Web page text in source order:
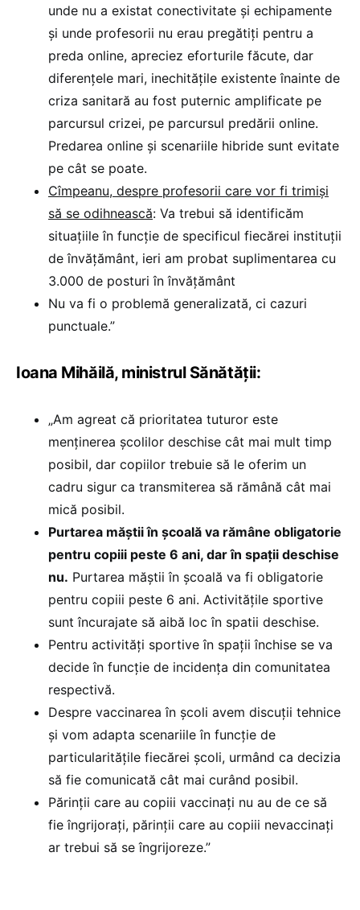
unde nu a existat conectivitate și echipamente
și unde profesorii nu erau pregătiți pentru a
preda online, apreciez eforturile făcute, dar
diferențele mari, inechitățile existente înainte de
criza sanitară au fost puternic amplificate pe
parcursul crizei, pe parcursul predării online.
Predarea online și scenariile hibride sunt evitate
pe cât se poate.
Cîmpeanu, despre profesorii care vor fi trimiși
să se odihnească: Va trebui să identificăm
situațiile în funcție de specificul fiecărei instituții
de învățământ, ieri am probat suplimentarea cu
3.000 de posturi în învățământ
Nu va fi o problemă generalizată, ci cazuri
punctuale.”
Ioana Mihăilă, ministrul Sănătății:
„Am agreat că prioritatea tuturor este
menținerea școlilor deschise cât mai mult timp
posibil, dar copiilor trebuie să le oferim un
cadru sigur ca transmiterea să rămână cât mai
mică posibil.
Purtarea măștii în școală va rămâne obligatorie
pentru copiii peste 6 ani, dar în spații deschise
nu. Purtarea măștii în școală va fi obligatorie
pentru copiii peste 6 ani. Activitățile sportive
sunt încurajate să aibă loc în spatii deschise.
Pentru activități sportive în spații închise se va
decide în funcție de incidența din comunitatea
respectivă.
Despre vaccinarea în școli avem discuții tehnice
și vom adapta scenariile în funcție de
particularitățile fiecărei școli, urmând ca decizia
să fie comunicată cât mai curând posibil.
Părinții care au copiii vaccinați nu au de ce să
fie îngrijorați, părinții care au copiii nevaccinați
ar trebui să se îngrijoreze.”